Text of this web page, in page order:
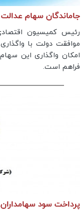
جاماندگان سهام
رئیس کمیسیون
موافقت دولت با
فراهم است.
پرداخت سود